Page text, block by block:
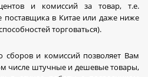
и комиссий за товар, т.е.
поставщика в Китае или даже ниже
торговаться).
сборов и комиссий позволяет Вам
числе штучные и дешевые товары,